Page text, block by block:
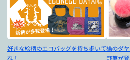
好きな絵柄のエコバッグを持ち歩いて
ね！
猫のダ
野筆が登